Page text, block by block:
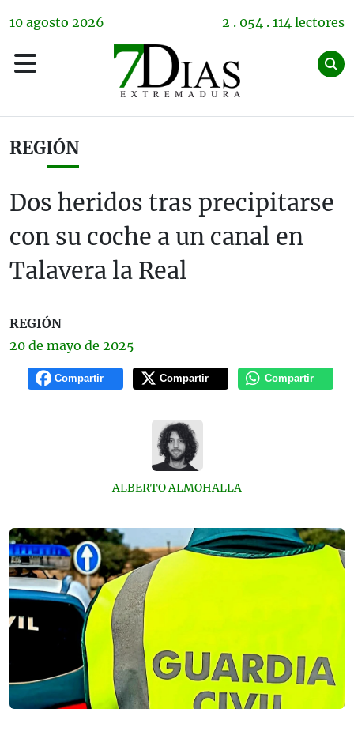
10 agosto 2026 2 . 054 . 114 lectores
REGIÓN
Dos heridos tras precipitarse
con su coche a un canal en
Talavera la Real
REGIÓN
20 de mayo de 2025
Compartir Compartir Compartir
ALBERTO ALMOHALLA